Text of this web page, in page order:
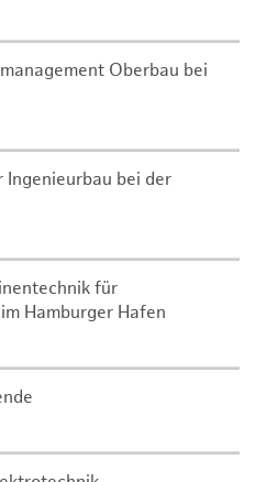
Oberbau bei
bei der
für
Hamburger Hafen